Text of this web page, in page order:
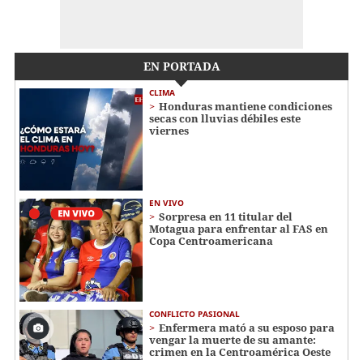
EN PORTADA
CLIMA
Honduras mantiene condiciones
secas con lluvias débiles este
viernes
EN VIVO
Sorpresa en 11 titular del
Motagua para enfrentar al FAS en
Copa Centroamericana
CONFLICTO PASIONAL
Enfermera mató a su esposo para
vengar la muerte de su amante:
crimen en la Centroamérica Oeste